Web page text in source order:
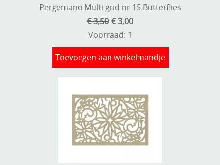
Pergemano Multi grid nr 15 Butterflies
€ 3,50 € 3,00
Voorraad: 1
Toevoegen aan winkelmandje